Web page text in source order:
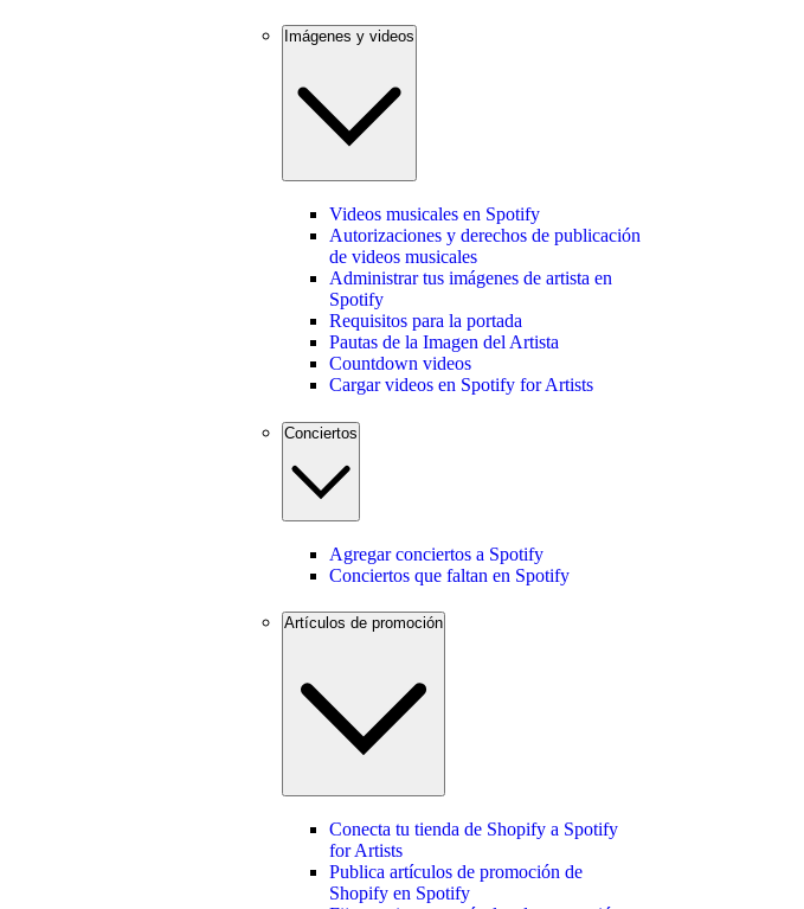
Imágenes y videos
Videos musicales en Spotify
Autorizaciones y derechos de publicación
de videos musicales
Administrar tus imágenes de artista en
Spotify
Requisitos para la portada
Pautas de la Imagen del Artista
Countdown videos
Cargar videos en Spotify for Artists
Conciertos
Agregar conciertos a Spotify
Conciertos que faltan en Spotify
Artículos de promoción
Conecta tu tienda de Shopify a Spotify
for Artists
Publica artículos de promoción de
Shopify en Spotify